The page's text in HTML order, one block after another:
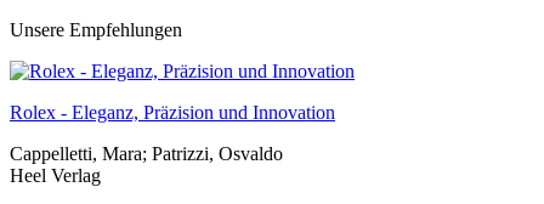
Unsere Empfehlungen
Rolex - Eleganz, Präzision und Innovation
Cappelletti, Mara; Patrizzi, Osvaldo
Heel Verlag